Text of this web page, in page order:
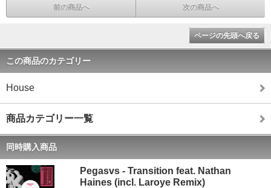
前の商品へ 次の商品へ
ページの先頭へ戻る
この商品のカテゴリー
House
商品カテゴリー一覧
同時購入商品
Pegasvs - Transition feat. Nathan
Haines (incl. Laroye Remix)